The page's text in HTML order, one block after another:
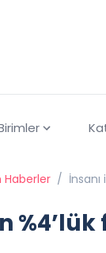
Haberler /